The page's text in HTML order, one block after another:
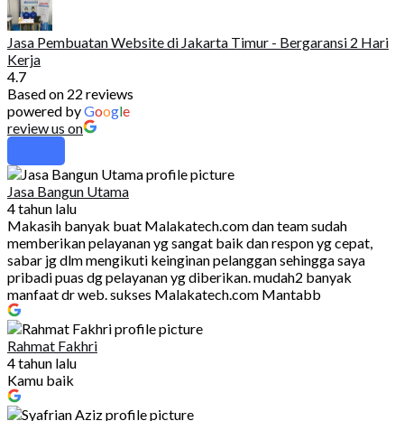
Jasa Pembuatan Website di Jakarta Timur - Bergaransi 2 Hari
Kerja
4.7
Based on 22 reviews
powered byGoogle
review us on
Jasa Bangun Utama
4 tahun lalu
Makasih banyak buat Malakatech.com dan team sudah
memberikan pelayanan yg sangat baik dan respon yg cepat,
sabar jg dlm mengikuti keinginan pelanggan sehingga saya
pribadi puas dg pelayanan yg diberikan. mudah2 banyak
manfaat dr web. sukses Malakatech.com Mantabb
Rahmat Fakhri
4 tahun lalu
Kamu baik